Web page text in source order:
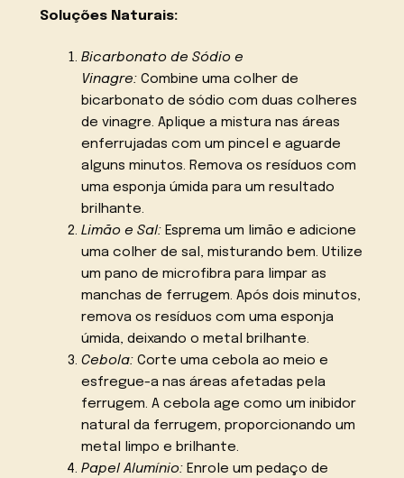
Soluções Naturais:
Bicarbonato de Sódio e
Vinagre:Combine uma colher de
bicarbonato de sódio com duas colheres
de vinagre. Aplique a mistura nas áreas
enferrujadas com um pincel e aguarde
alguns minutos. Remova os resíduos com
uma esponja úmida para um resultado
brilhante.
Limão e Sal:Esprema um limão e adicione
uma colher de sal, misturando bem. Utilize
um pano de microfibra para limpar as
manchas de ferrugem. Após dois minutos,
remova os resíduos com uma esponja
úmida, deixando o metal brilhante.
Cebola:Corte uma cebola ao meio e
esfregue-a nas áreas afetadas pela
ferrugem. A cebola age como um inibidor
natural da ferrugem, proporcionando um
metal limpo e brilhante.
Papel Alumínio:Enrole um pedaço de